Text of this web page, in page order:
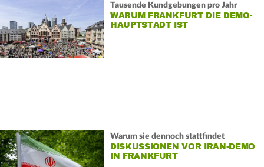
Tausende Kundgebungen pro Jahr
WARUM FRANKFURT DIE DEMO-
HAUPTSTADT IST
Warum sie dennoch stattfindet
DISKUSSIONEN VOR IRAN-DEMO
IN FRANKFURT